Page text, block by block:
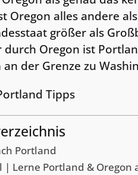
Oregon alles andere
größer als
durch Oregon ist
der Grenze zu
Portland
| Lerne Portland & Oregon